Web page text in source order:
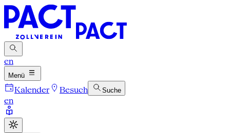
en
Menü
Kalender Besuch Suche
en